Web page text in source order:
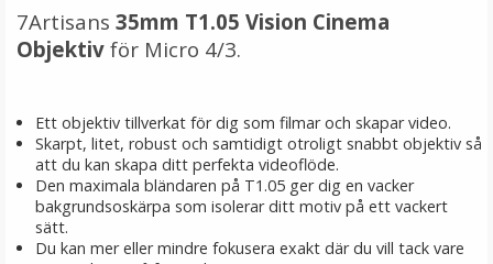
7Artisans 35mm T1.05 Vision Cinema
Objektiv för Micro 4/3.
Ett objektiv tillverkat för dig som filmar och skapar video.
Skarpt, litet, robust och samtidigt otroligt snabbt objektiv så
att du kan skapa ditt perfekta videoflöde.
Den maximala bländaren på T1.05 ger dig en vacker
bakgrundsoskärpa som isolerar ditt motiv på ett vackert
sätt.
Du kan mer eller mindre fokusera exakt där du vill tack vare